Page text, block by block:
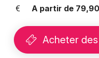
Spectacles
Concerts
Sports
Nantes
Nice
Paris
A partir de
Acheter